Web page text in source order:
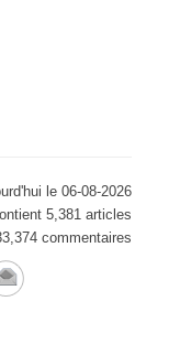
le 06-08-2026
5,381 articles
commentaires